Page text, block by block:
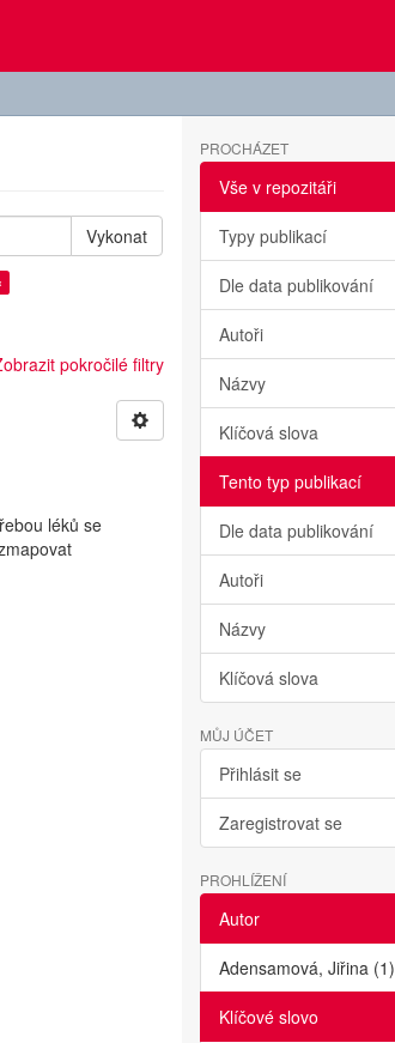
Vykonat
pokročilé filtry
léků se
PROCHÁZET
Vše v repozitáři
Typy publikací
Dle data publikování
Autoři
Názvy
Klíčová slova
Tento typ publikací
Dle data publikování
Autoři
Názvy
Klíčová slova
MŮJ ÚČET
Přihlásit se
Zaregistrovat se
PROHLÍŽENÍ
Autor
Adensamová, Jiřina (1)
Klíčové slovo